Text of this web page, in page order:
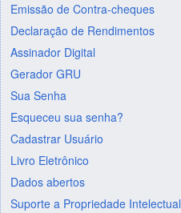
Emissão de Contra-cheques
Declaração de Rendimentos
Assinador Digital
Gerador GRU
Sua Senha
Esqueceu sua senha?
Cadastrar Usuário
Livro Eletrônico
Dados abertos
Suporte a Propriedade Intelectual